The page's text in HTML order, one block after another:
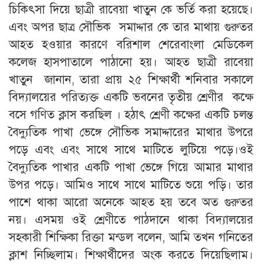
চিকিৎসা দিয়ে ছাত্রী রাবেয়া খাতুন কে ভর্তি করা হয়েছে।
এবং অপর ছাত্র সৌভিক সমাদ্দার কে তার মাথায় গুরুতর
আহত হওয়ার কারণে বরিশাল শেরেবাংলা মেডিকেল
কলেজ হাসপাতালে পাঠানো হয়। আহত ছাত্রী রাবেয়া
খাতুন জানান, তারা প্রায় ২৫ শিক্ষার্থী শনিবার সকালে
বিদ্যালয়ের পরিত্যক্ত একটি ভবনের তৃতীয় শ্রেণীর কক্ষে
বসে গণিত ক্লাস করছিল । হঠাৎ শ্রেণী কক্ষের একটি চলন্ত
বৈদ্যুতিক পাখা ভেঙ্গে সৌভিক সমাদ্দারের মাথার উপরে
পড়ে এবং এবং সাথে সাথে মাটিতে লুটিয়ে পড়ে।ওই
বৈদ্যুতিক পাখার একটি পাখা ভেঙ্গে গিয়ে আমার মাথার
উপর পড়ে। আমিও সাথে সাথে মাটিতে শুয়ে পড়ি। তার
পাশে থাকা আরো অনেকে আহত হয় তবে অত গুরুতর
নয়। এসময় ওই শ্রেণীতে পাঠদানে থাকা বিদ্যালয়ের
সহকারী শিক্ষিকা রিক্তা মন্ডল বলেন, আমি তখন গনিতের
ক্লাশ নিচ্ছিলাম। শিক্ষার্থীদের অংক করতে দিয়েছিলাম।